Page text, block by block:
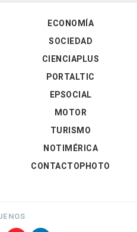
ECONOMÍA
SOCIEDAD
CIENCIAPLUS
PORTALTIC
EPSOCIAL
MOTOR
TURISMO
NOTIMÉRICA
CONTACTOPHOTO